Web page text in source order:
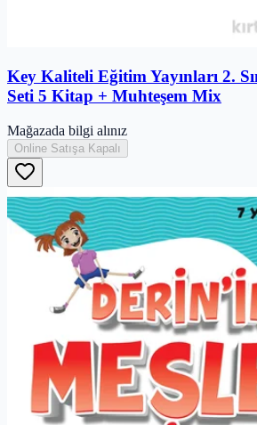
Key Kaliteli Eğitim Yayınları 2.
Seti 5 Kitap + Muhteşem Mix
Mağazada bilgi alınız
Online Satışa Kapalı